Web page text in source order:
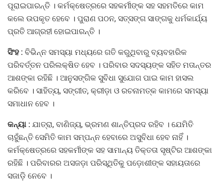
ପୂରାଇପାରନ୍ତି । କର୍ମକ୍ଷେତ୍ରରେ ସହକର୍ମୀଙ୍କ ସହ ସହମତିରେ କାମ
କଲେ ଉପକୃତ ହେବେ । ପୁରାଣ ପଠନ, ସତ୍‌ସଙ୍ଗ ସାଙ୍ଗକୁ ଧର୍ମକାର୍ଯ୍ୟ
ପ୍ରତି ଆଗ୍ରହୀ ହୋଇପାରନ୍ତି ।
ସିଂହ : ବିଭିନ୍ନ ସମସ୍ୟା ମଧ୍ୟରେ ଗତି କରୁଥିବାରୁ ବ୍ୟବହାରିକ
ପରିବର୍ତ୍ତନ ପରିଲକ୍ଷିତ ହେବ । ପରିବାର ସଦସ୍ୟଙ୍କ ସହିତ ମତାନ୍ତର
ଆଶଙ୍କା ରହିଛି । ଆନୁସଙ୍ଗିକ ସୁବିଧା ସୁଯୋଗ ପାଇ କାମ ହାସଲ
କରିବେ । ସାହିତ୍ୟ, ସଙ୍ଗୀତ, କ୍ରୀଡ଼ା ଓ ରଚନାମତ୍କ କାମରେ ସମସ୍ୟା
ସମାଧାନ ହେବ ।
କନ୍ୟା : ଯାତ୍ରା, ବାଣିଜ୍ୟ, ଭ୍ରମଣ ଶାନ୍ତିପ୍ରଦ ରହିବ । ଯେମିତି
ଚାହୁଁଛନ୍ତି ସେମିତି କାମ ସମ୍ପନ୍ନ ହେବାରେ ଅସୁବିଧା ହେବ ନାହିଁ ।
କର୍ମକ୍ଷେତ୍ରରେ ସହକର୍ମୀଙ୍କ ସହ ସାମାନ୍ୟ ତିକ୍ତତା ସୃଷ୍ଟିର ଆଶଙ୍କା
ରହିଛି । ପରିବାରର ଅସଜଡ଼ା ପରିସ୍ଥିତିକୁ ପଡ଼ୋଶୀଙ୍କ ସହାୟତାରେ
ସଜାଡ଼ି ନେବେ ।